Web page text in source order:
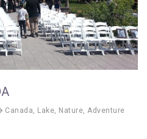
Canada, Lake, Nature, Adventure